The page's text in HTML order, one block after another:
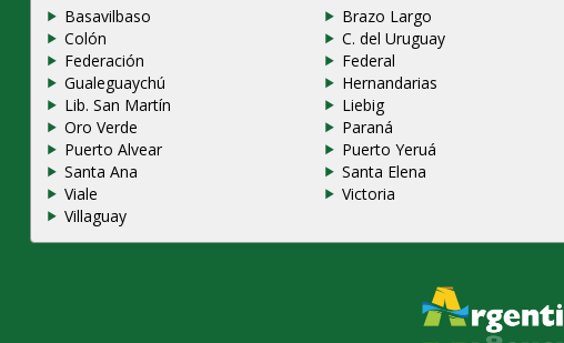
Basavilbaso Brazo Largo
Colón
C. del Uruguay
Federación
Federal
Gualeguaychú
Hernandarias
Lib. San Martín
Liebig
Oro Verde
Paraná
Puerto Alvear
Puerto Yeruá
Santa Ana
Santa Elena
Viale
Victoria
Villaguay